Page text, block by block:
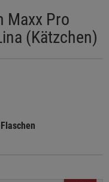
Maxx Pro
(Kätzchen)